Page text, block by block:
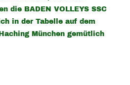
die BADEN VOLLEYS SSC
in der Tabelle auf dem
München gemütlich